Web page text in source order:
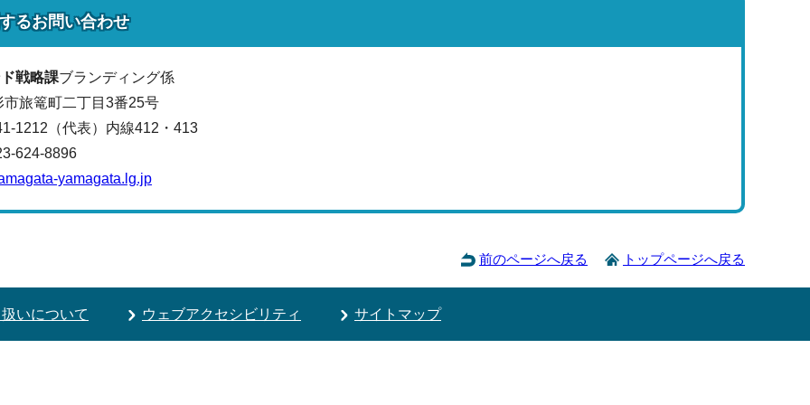
るお問い合わせ
戦略課ブランディング係
旅篭町二丁目3番25号
1212（代表） 内線412・413
624-8896
yamagata.lg.jp
前のページへ戻る トップページへ戻る
いについて ウェブアクセシビリティ サイトマップ